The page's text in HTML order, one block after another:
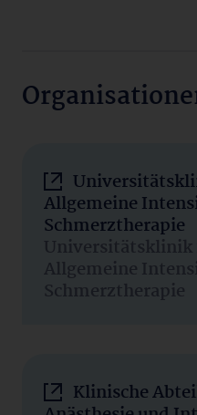
Allgemeine
Schmerztherapie
Universitätsklinik
Allgemeine
Schmerztherapie
Klinische